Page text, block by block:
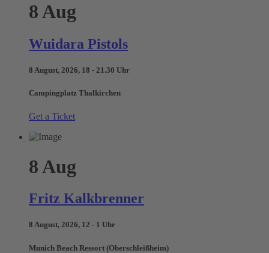
8Aug
Wuidara Pistols
8 August, 2026, 18 - 21.30 Uhr
Campingplatz Thalkirchen
Get a Ticket
8 Aug
Fritz Kalkbrenner
8 August, 2026, 12 - 1 Uhr
Munich Beach Ressort (Oberschleißheim)